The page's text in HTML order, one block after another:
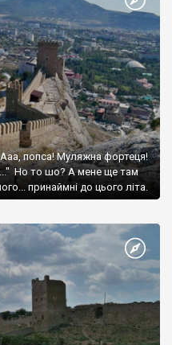
попса! Муляжна фортеця!
Но то шо? А мене ще там
принаймні до цього літа.